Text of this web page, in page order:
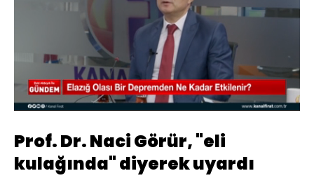
Sesi
Aç
Yüklendi :
20.43%
Oynatma
Hızı
Prof. Dr. Naci Görür, "eli
kulağında" diyerek uyardı